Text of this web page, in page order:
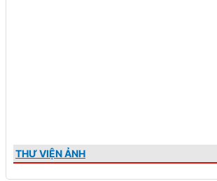
THƯ VIỆN ẢNH